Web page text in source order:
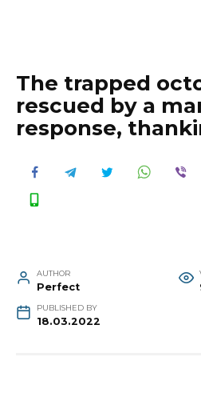
The trapped
rescued by a
response,
AUTHOR
Perfect
PUBLISHED BY
18.03.2022